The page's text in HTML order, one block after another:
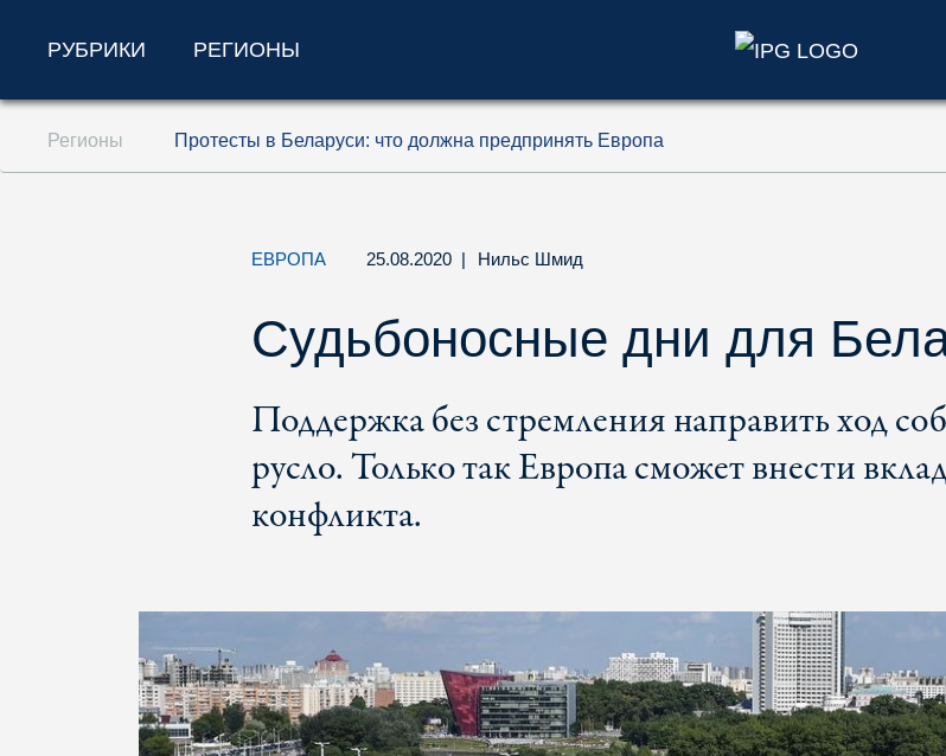
Перейти к содержанию (ключ доступа '1')
Перейти к поиску (ключ доступа '2')
РУБРИКИ РЕГИОНЫ
Регионы Протесты в Беларуси: что должна предпринять Европа
ЕВРОПА 25.08.2020 | Нильс Шмид
Судьбоносные дни для
Поддержка без стремления направить ход
русло. Только так Европа сможет внести
конфликта.